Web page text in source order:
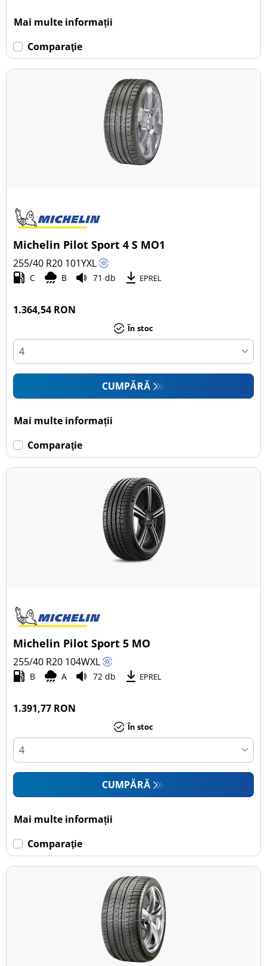
Mai multe informații
Comparaţie
Michelin Pilot Sport 4 S MO1
255/40 R20 101YXL
C B 71 db EPREL
1.364,54 RON
În stoc
CUMPĂRĂ
Mai multe informații
Comparaţie
Michelin Pilot Sport 5 MO
255/40 R20 104WXL
B A 72 db EPREL
1.391,77 RON
În stoc
CUMPĂRĂ
Mai multe informații
Comparaţie